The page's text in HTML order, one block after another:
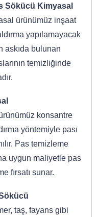
Sökücü Kimyasal
ürünümüz inşaat
yapılamayacak
askıda bulunan
temizliğinde
konsantre
yöntemiyle pası
Pas temizleme
uygun maliyetle pas
fırsatı sunar.
taş, fayans gibi